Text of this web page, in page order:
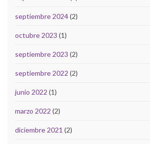
septiembre 2024(2)
octubre 2023 (1)
septiembre 2023 (2)
septiembre 2022 (2)
junio 2022 (1)
marzo 2022 (2)
diciembre 2021 (2)